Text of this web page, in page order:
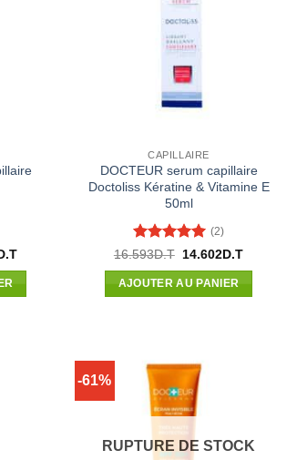
Le
CAPILLAIRE
DOCTEUR serum capillaire
Doctoliss Kératine & Vitamine E
50ml
Note5 sur
(2)
16.593D.T Le
initial
était :
14.602D.TLe
AJOUTER AU PANIER
-61%
RUPTURE DE STOCK